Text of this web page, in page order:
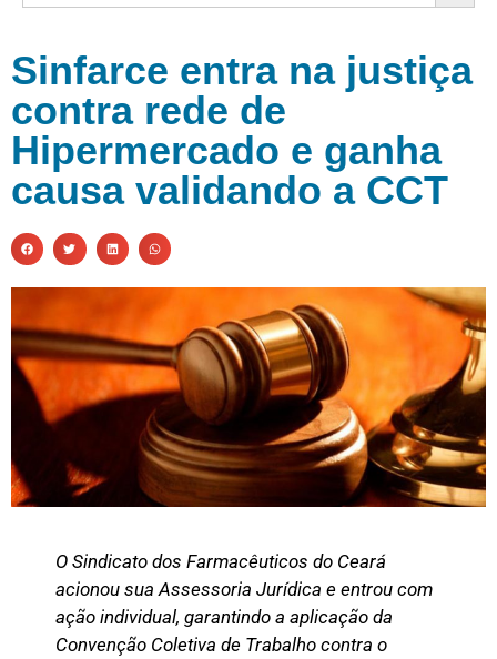
Sinfarce entra na justiça
contra rede de
Hipermercado e ganha
causa validando a CCT
O Sindicato dos Farmacêuticos do Ceará
acionou sua Assessoria Jurídica e entrou com
ação individual, garantindo a aplicação da
Convenção Coletiva de Trabalho contra o